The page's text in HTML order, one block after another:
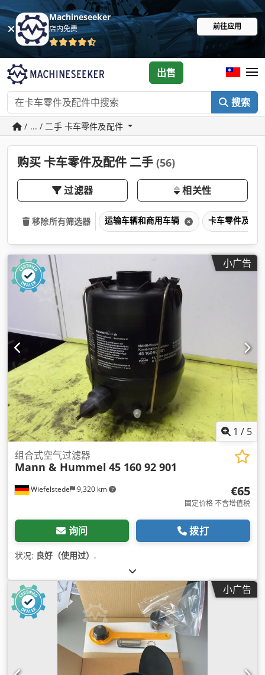
Machineseeker
店内免费 前往应用
搜索
出售
/ ... / 二手 卡车零件及配件
购买 卡车零件及配件 二手 (56)
过滤器 相关性
移除所有筛选器 运输车辆和商用车辆 卡车零件及配
小广告
1 / 5
Wiefelstede 9,320 km
组合式空气过滤器
Mann & Hummel 45 160 92 901
€65
固定价格 不含增值税
询问 拨打
状况: 良好（使用过） ,
小广告